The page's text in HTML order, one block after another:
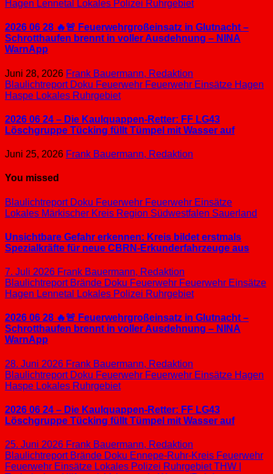
Hagen Lennetal Lokales Polizei Ruhrgebiet
2026 06 28 🔥🚨 Feuerwehrgroßeinsatz in Glutnacht –
Schrotthaufen brennt in voller Ausdehnung – NINA
WarnApp
Juni 28, 2026 Frank Bauermann, Redaktion
Blaulichtreport Doku Feuerwehr Feuerwehr Einsätze Hagen
Haspe Lokales Ruhrgebiet
2026 06 24 – Die Kaulquappen-Retter: FF LG43
Löschgruppe Tücking füllt Tümpel mit Wasser auf
Juni 25, 2026 Frank Bauermann, Redaktion
You missed
Blaulichtreport Doku Feuerwehr Feuerwehr Einsätze
Lokales Märkischer Kreis Region Südwestfalen Sauerland
Unsichtbare Gefahr erkennen: Kreis bildet erstmals
Spezialkräfte für neue CBRN-Erkunderfahrzeuge aus
7. Juli 2026 Frank Bauermann, Redaktion
Blaulichtreport Brände Doku Feuerwehr Feuerwehr Einsätze
Hagen Lennetal Lokales Polizei Ruhrgebiet
2026 06 28 🔥🚨 Feuerwehrgroßeinsatz in Glutnacht –
Schrotthaufen brennt in voller Ausdehnung – NINA
WarnApp
28. Juni 2026 Frank Bauermann, Redaktion
Blaulichtreport Doku Feuerwehr Feuerwehr Einsätze Hagen
Haspe Lokales Ruhrgebiet
2026 06 24 – Die Kaulquappen-Retter: FF LG43
Löschgruppe Tücking füllt Tümpel mit Wasser auf
25. Juni 2026 Frank Bauermann, Redaktion
Blaulichtreport Brände Doku Ennepe-Ruhr-Kreis Feuerwehr
Feuerwehr Einsätze Lokales Polizei RuhrgebietTHW |